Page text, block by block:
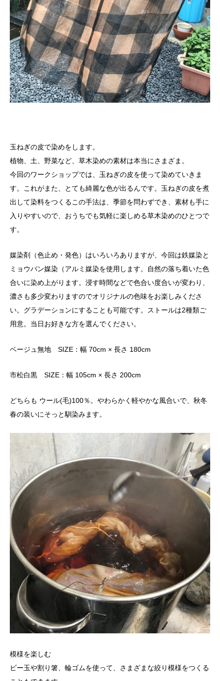
玉ねぎの皮で染めをします。
植物、土、野菜など、草木染めの素材は本当にさまざま。
今回のワークショップでは、玉ねぎの皮を使って染めていきま
す。これがまた、とても綺麗な色が出るんです。玉ねぎの皮を煮
出して染料をつくるこの手法は、季節を問わずでき、素材も手に
入りやすいので、おうちでも気軽に楽しめる草木染めのひとつで
す。
媒染剤（色止め・発色）はいろいろありますが、今回は鉄媒染と
ミョウバン媒染（アルミ媒染を使用します。自然の落ち着いた色
合いに染め上がります。浸す時間などで色合い度合いが変わり、
濃さも多少変わりますのでオリジナルの色味をお楽しみくださ
い。グラデーションにすることも可能です。ストールは2種類ご
用意。当日お好きな方を選んでください。
ベージュ無地 SIZE：幅 70cm × 長さ 180cm
市松白黒 SIZE：幅 105cm × 長さ 200cm
どちらも ウール(毛)100％。やわらかく軽やかな風合いで、秋冬
春の装いにそっと馴染みます。
模様を楽しむ
ビー玉や割り箸、輪ゴムを使って、さまざまな絞り模様をつくる